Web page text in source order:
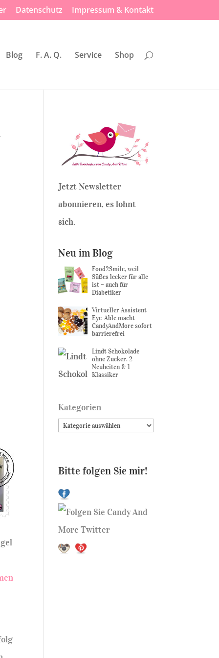
Datenschutz Impressum & Kontakt
Blog F. A. Q. Service Shop
Jetzt Newsletter
abonnieren, es lohnt
sich.
Neu im Blog
Food2Smile, weil
Süßes lecker für alle
ist – auch für
Diabetiker
Virtueller Assistent
Eye-Able macht
CandyAndMore sofort
barrierefrei
Lindt Schokolade
ohne Zucker. 2
Neuheiten & 1
Klassiker
Kategorien
Bitte folgen Sie mir!